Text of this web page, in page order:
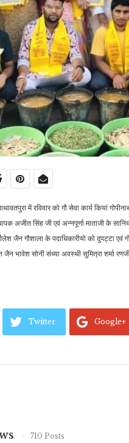
में रविवार को गौ सेवा कार्य कियां
अजीत सिंह जी एवं अन्नपूर्णा माताजी के
जैन गौशाला के पदाधिकारीयो को दुपट्टा एवं
भावेश सोनी संध्या अवस्थी सुमित्रा शर्मा
Twitter Google+
710 Posts